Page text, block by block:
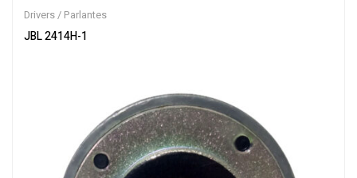
Drivers / Parlantes
JBL 2414H-1